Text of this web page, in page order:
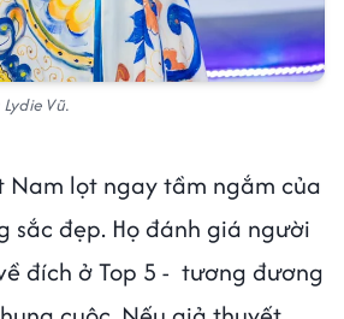
Vũ.
Nam lọt ngay tầm ngắm của
sắc đẹp. Họ đánh giá người
đích ở Top 5 - tương đương